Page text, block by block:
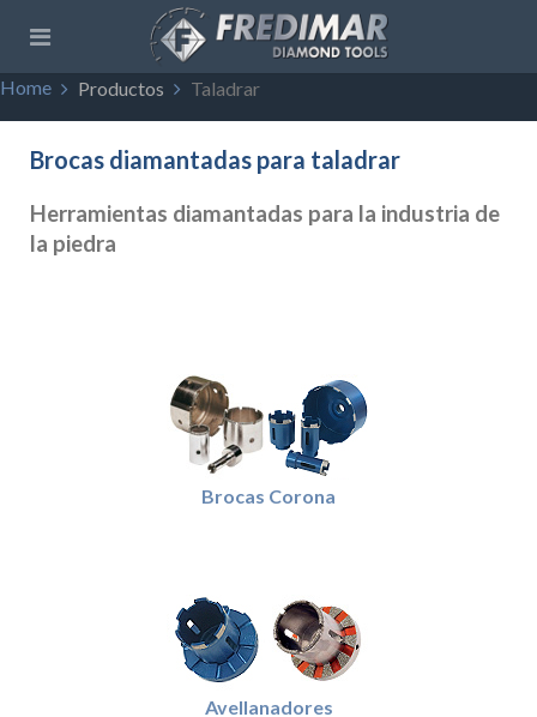
Home Productos Taladrar
Brocas diamantadas para taladrar
Herramientas diamantadas para la industria de
la piedra
Brocas Corona
Avellanadores